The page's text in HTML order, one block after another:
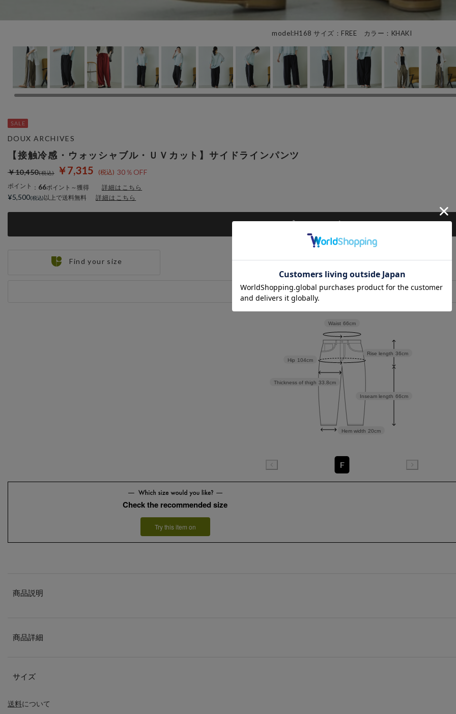
model:H168 サイズ：FREE カラー：KHAKI
【接触冷感・ウォッシャブル・ＵＶカット】サイドラインパンツ
￥7,315 30％OFF
￥10,450
ポイント ： 66ポイント～獲得 詳細はこちら
カートに入れる
店舗在庫表示
DOUX ARCHIVES
¥5,500 以上で送料無料 詳細はこちら
Find your size
Inseam length 66cm
Rise length 36cm
Hem width 20cm
Thickness of thigh 33.8cm
Hip 104cm
Waist 66cm
F
Check the recommended size
Try this item on
送料について
商品説明
商品詳細
サイズ